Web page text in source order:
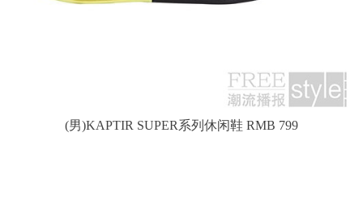
(男)KAPTIR SUPER系列休闲鞋 RMB 799